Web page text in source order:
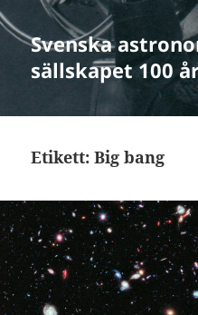
Svenska
sällskapet 100
Etikett:Big bang